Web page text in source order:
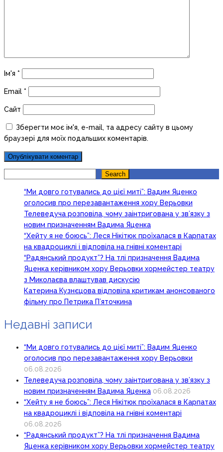
Ім'я *
Email *
Сайт
Зберегти моє ім'я, e-mail, та адресу сайту в цьому
браузері для моїх подальших коментарів.
Search
“Ми довго готувались до цієї миті”: Вадим Яценко
оголосив про перезавантаження хору Верьовки
Телеведуча розповіла, чому заінтригована у зв’язку з
новим призначенням Вадима Яценка
“Хейту я не боюсь”: Леся Нікітюк проїхалася в Карпатах
на квадроциклі і відповіла на гнівні коментарі
“Радянський продукт”? На тлі призначення Вадима
Яценка керівником хору Верьовки хормейстер театру
з Миколаєва влаштував дискусію
Катерина Кузнєцова відповіла критикам анонсованого
фільму про Петрика П’яточкина
Недавні записи
“Ми довго готувались до цієї миті”: Вадим Яценко
оголосив про перезавантаження хору Верьовки
06.08.2026
Телеведуча розповіла, чому заінтригована у зв’язку з
новим призначенням Вадима Яценка 06.08.2026
“Хейту я не боюсь”: Леся Нікітюк проїхалася в Карпатах
на квадроциклі і відповіла на гнівні коментарі
06.08.2026
“Радянський продукт”? На тлі призначення Вадима
Яценка керівником хору Верьовки хормейстер театру